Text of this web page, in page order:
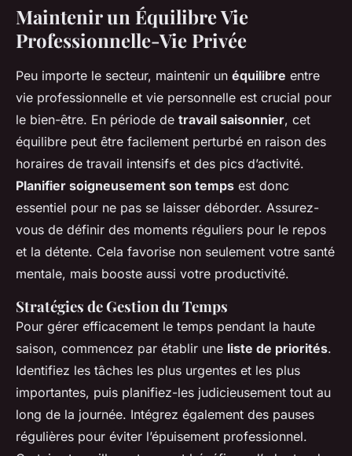
Maintenir un Équilibre Vie
Professionnelle-Vie Privée
Peu importe le secteur, maintenir un équilibre entre
vie professionnelle et vie personnelle est crucial pour
le bien-être. En période de travail saisonnier, cet
équilibre peut être facilement perturbé en raison des
horaires de travail intensifs et des pics d’activité.
Planifier soigneusement son temps est donc
essentiel pour ne pas se laisser déborder. Assurez-
vous de définir des moments réguliers pour le repos
et la détente. Cela favorise non seulement votre santé
mentale, mais booste aussi votre productivité.
Stratégies de Gestion du Temps
Pour gérer efficacement le temps pendant la haute
saison, commencez par établir une liste de priorités.
Identifiez les tâches les plus urgentes et les plus
importantes, puis planifiez-les judicieusement tout au
long de la journée. Intégrez également des pauses
régulières pour éviter l’épuisement professionnel.